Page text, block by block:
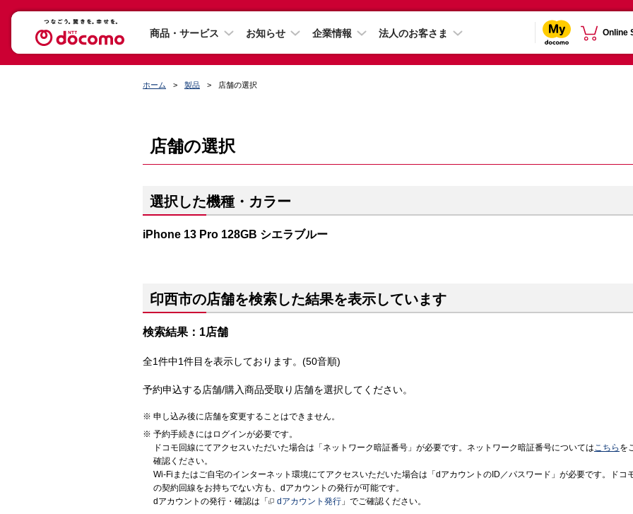
商品・サービス お知らせ 企業情報 法人のお客さま Online
ホーム 製品 店舗の選択
店舗の選択
選択した機種・カラー
iPhone 13 Pro 128GB シエラブルー
印西市の店舗を検索した結果を表示しています
検索結果：1店舗
全1件中1件目を表示しております。(50音順)
予約申込する店舗/購入商品受取り店舗を選択してください。
申し込み後に店舗を変更することはできません。
予約手続きにはログインが必要です。
ドコモ回線にてアクセスいただいた場合は「ネットワーク暗証番号」が必要です。ネットワーク暗証番号についてはこちら を
確認ください。
Wi-Fiまたはご自宅のインターネット環境にてアクセスいただいた場合は「dアカウントのID／パスワード」が必要です。ドコ
の契約回線をお持ちでない方も、dアカウントの発行が可能です。
dアカウントの発行・確認は「
dアカウント発行 」でご確認ください。